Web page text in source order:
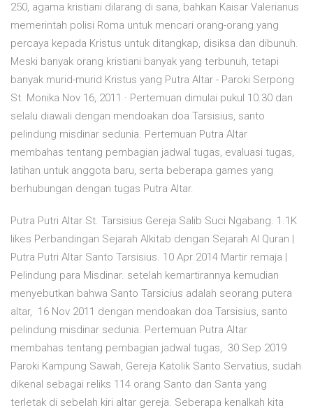
250, agama kristiani dilarang di sana, bahkan Kaisar Valerianus
memerintah polisi Roma untuk mencari orang-orang yang
percaya kepada Kristus untuk ditangkap, disiksa dan dibunuh.
Meski banyak orang kristiani banyak yang terbunuh, tetapi
banyak murid-murid Kristus yang Putra Altar - Paroki Serpong
St. Monika Nov 16, 2011 · Pertemuan dimulai pukul 10.30 dan
selalu diawali dengan mendoakan doa Tarsisius, santo
pelindung misdinar sedunia. Pertemuan Putra Altar
membahas tentang pembagian jadwal tugas, evaluasi tugas,
latihan untuk anggota baru, serta beberapa games yang
berhubungan dengan tugas Putra Altar.
Putra Putri Altar St. Tarsisius Gereja Salib Suci Ngabang. 1.1K
likes Perbandingan Sejarah Alkitab dengan Sejarah Al Quran |
Putra Putri Altar Santo Tarsisius. 10 Apr 2014 Martir remaja |
Pelindung para Misdinar. setelah kemartirannya kemudian
menyebutkan bahwa Santo Tarsicius adalah seorang putera
altar, 16 Nov 2011 dengan mendoakan doa Tarsisius, santo
pelindung misdinar sedunia. Pertemuan Putra Altar
membahas tentang pembagian jadwal tugas, 30 Sep 2019
Paroki Kampung Sawah, Gereja Katolik Santo Servatius, sudah
dikenal sebagai reliks 114 orang Santo dan Santa yang
terletak di sebelah kiri altar gereja. Seberapa kenalkah kita